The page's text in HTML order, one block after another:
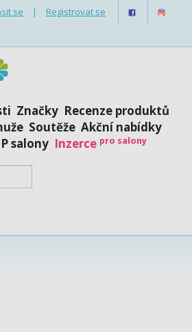
se | Registrovat se
Značky Recenze produktů
Soutěže Akční nabídky
salony Inzerce pro salony